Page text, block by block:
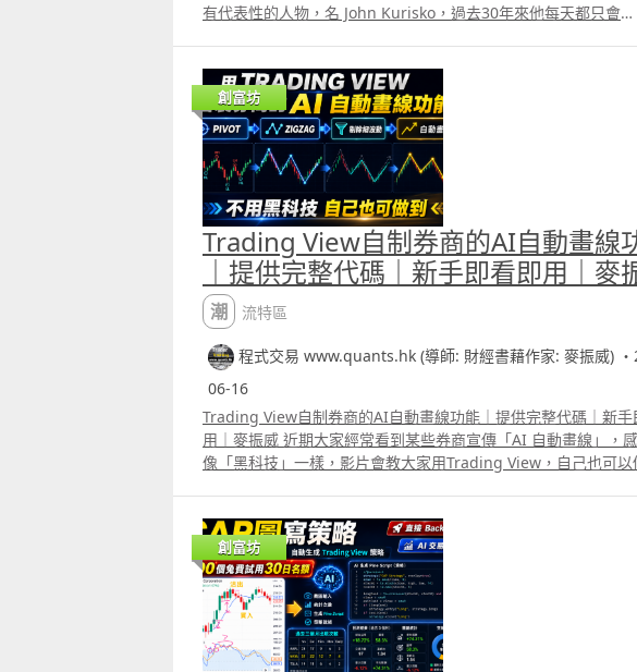
落，這讓使用者更難判斷趨勢。 此外，普通的RSI升至70以上代
Kalman RSI 只要真正升至70或跌至30便會維持較長時間，讓使
道目前處於強勁的升浪或跌浪中。而且Kalman RSI與普通RSI升
跌至30的時間往往會不同，因為Kalman Filter的核心原理就是「
比較、修正」，這令Kalman RSI比普通RSI更準確。
有代表性的人物，名 John Kurisko，過去30年來他每天都只會
略的入市訊號出現，每日平均能獲利約1000蚊美金。 我們用
View根據他公開的部份將策略寫出來，backtest結果雖與他本人
有分別。但再用我們的AI agent 優化，確實勝率可以超過九成。
創富坊
Trading View自制券商的AI自動畫線
｜提供完整代碼｜新手即看即用｜麥
潮流特區
程式交易 www.quants.hk (導師: 財經書藉作家: 麥振威)
06-16
Trading View自制券商的AI自動畫線功能｜提供完整代碼｜新手
用｜麥振威 近期大家經常看到某些券商宣傳「AI 自動畫線」，
像「黑科技」一樣，影片會教大家用Trading View，自己也可以
View的pine editor便能使用，若配合real time data，就能做到
自動畫線的功能，而且可以自行加其他的條件來更改畫線準則。
創富坊